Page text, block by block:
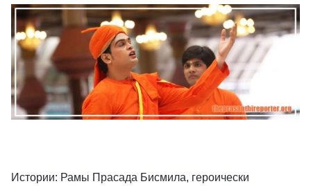
Истории: Рамы Прасада Бисмила, героически